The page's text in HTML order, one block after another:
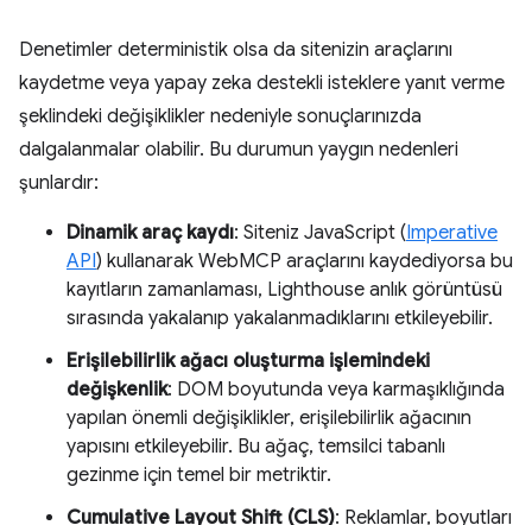
Denetimler deterministik olsa da sitenizin araçlarını
kaydetme veya yapay zeka destekli isteklere yanıt verme
şeklindeki değişiklikler nedeniyle sonuçlarınızda
dalgalanmalar olabilir. Bu durumun yaygın nedenleri
şunlardır:
Dinamik araç kaydı: Siteniz JavaScript (Imperative
API) kullanarak WebMCP araçlarını kaydediyorsa bu
kayıtların zamanlaması, Lighthouse anlık görüntüsü
sırasında yakalanıp yakalanmadıklarını etkileyebilir.
Erişilebilirlik ağacı oluşturma işlemindeki
değişkenlik: DOM boyutunda veya karmaşıklığında
yapılan önemli değişiklikler, erişilebilirlik ağacının
yapısını etkileyebilir. Bu ağaç, temsilci tabanlı
gezinme için temel bir metriktir.
Cumulative Layout Shift (CLS): Reklamlar, boyutları